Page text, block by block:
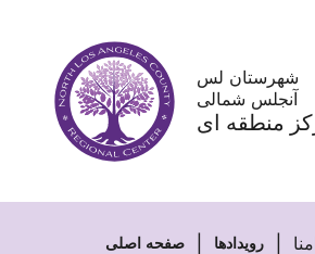
content
شهرستان لس
آنجلس شمالی
منطقه ای
صفحه اصلی رویدادها